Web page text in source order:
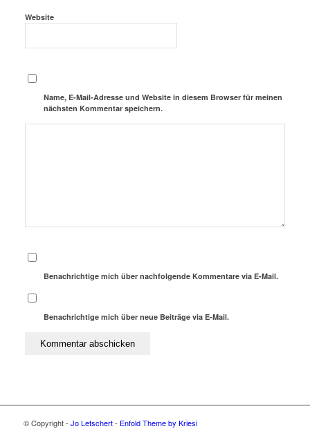
Website
Name, E-Mail-Adresse und Website in diesem Browser für meinen
nächsten Kommentar speichern.
Benachrichtige mich über nachfolgende Kommentare via E-Mail.
Benachrichtige mich über neue Beiträge via E-Mail.
© Copyright - Jo Letschert- Enfold Theme by Kriesi